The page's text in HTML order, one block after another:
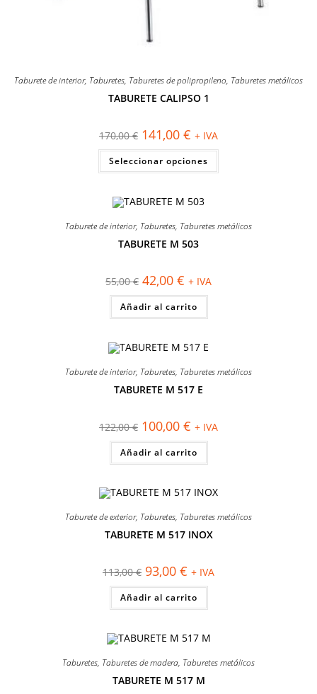
Taburete de interior, Taburetes, Taburetes de polipropileno, Taburetes metálicos
TABURETE CALIPSO 1
170,00€ El
precio
original
era:
170,00 €.
141,00 € El
precio
actual
es:
141,00 €.
+ IVA
Seleccionar opciones
Este
tiene
se
pueden
Taburete de interior, Taburetes, Taburetes metálicos
TABURETE M 503
55,00€ El
precio
original
era:
55,00 €.
42,00 € El
precio
actual
es:
42,00 €.
+ IVA
Añadir al carrito
Taburete de interior, Taburetes, Taburetes metálicos
TABURETE M 517 E
122,00€ El
precio
original
era:
122,00 €.
100,00 € El
precio
actual
es:
100,00 €.
+ IVA
Añadir al carrito
Taburete de exterior, Taburetes, Taburetes metálicos
TABURETE M 517 INOX
113,00€ El
precio
original
era:
113,00 €.
93,00 € El
precio
actual
es:
93,00 €.
+ IVA
Añadir al carrito
Taburetes, Taburetes de madera, Taburetes metálicos
TABURETE M 517 M